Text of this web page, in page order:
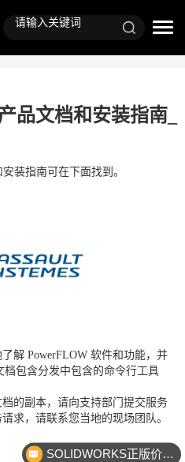
品文档和安装指南_
装指南可在下面找到。
解 PowerFLOW 软件和功能，并
包含分发中包含的命令行工具
的副本，请向支持部门提交服务
求，请联系您当地的现场团队。
SOLIDWORKS正版价格？